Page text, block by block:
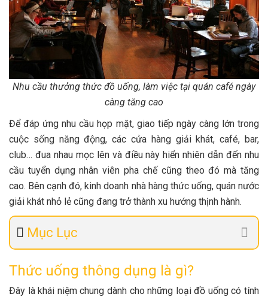
Nhu cầu thưởng thức đồ uống, làm việc tại quán café ngày
càng tăng cao
Để đáp ứng nhu cầu họp mặt, giao tiếp ngày càng lớn trong
cuộc sống năng động, các cửa hàng giải khát, café, bar,
club… đua nhau mọc lên và điều này hiển nhiên dẫn đến nhu
cầu tuyển dụng nhân viên pha chế cũng theo đó mà tăng
cao. Bên cạnh đó, kinh doanh nhà hàng thức uống, quán nước
giải khát nhỏ lẻ cũng đang trở thành xu hướng thịnh hành.
Mục Lục
Thức uống thông dụng là gì?
Đây là khái niệm chung dành cho những loại đồ uống có tính